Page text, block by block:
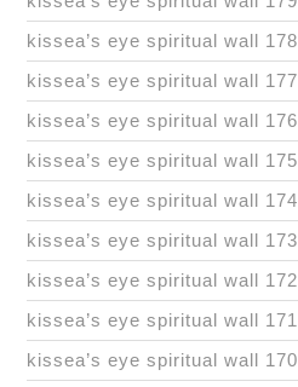
kissea’s eye spiritual wall 178
kissea’s eye spiritual wall 177
kissea’s eye spiritual wall 176
kissea’s eye spiritual wall 175
kissea’s eye spiritual wall 174
kissea’s eye spiritual wall 173
kissea’s eye spiritual wall 172
kissea’s eye spiritual wall 171
kissea’s eye spiritual wall 170